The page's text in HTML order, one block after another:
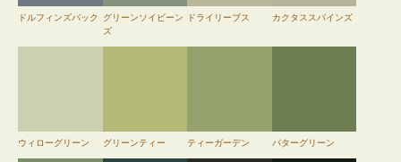
ドルフィンズバック
グリーンソイビーン
ズ
ドライリーブス カクタススパインズ
ウィローグリーン グリーンティー ティーガーデン パターグリーン